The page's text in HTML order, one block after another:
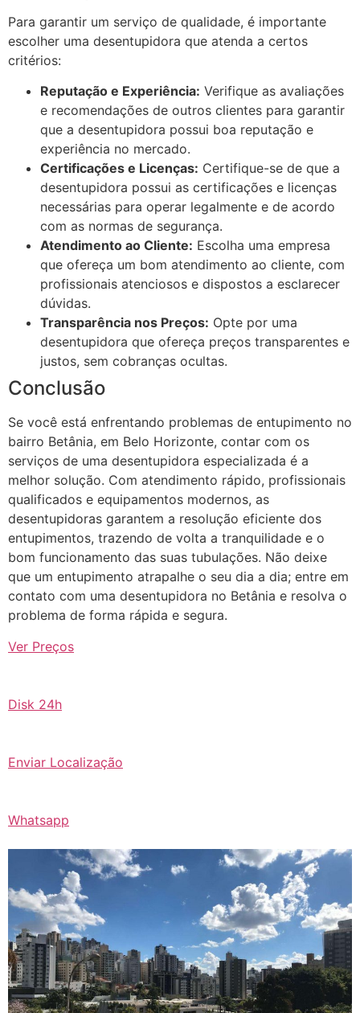
Para garantir um serviço de qualidade, é importante
escolher uma desentupidora que atenda a certos
critérios:
Reputação e Experiência: Verifique as avaliações
e recomendações de outros clientes para garantir
que a desentupidora possui boa reputação e
experiência no mercado.
Certificações e Licenças: Certifique-se de que a
desentupidora possui as certificações e licenças
necessárias para operar legalmente e de acordo
com as normas de segurança.
Atendimento ao Cliente: Escolha uma empresa
que ofereça um bom atendimento ao cliente, com
profissionais atenciosos e dispostos a esclarecer
dúvidas.
Transparência nos Preços: Opte por uma
desentupidora que ofereça preços transparentes e
justos, sem cobranças ocultas.
Conclusão
Se você está enfrentando problemas de entupimento no
bairro Betânia, em Belo Horizonte, contar com os
serviços de uma desentupidora especializada é a
melhor solução. Com atendimento rápido, profissionais
qualificados e equipamentos modernos, as
desentupidoras garantem a resolução eficiente dos
entupimentos, trazendo de volta a tranquilidade e o
bom funcionamento das suas tubulações. Não deixe
que um entupimento atrapalhe o seu dia a dia; entre em
contato com uma desentupidora no Betânia e resolva o
problema de forma rápida e segura.
Ver Preços
Disk 24h
Enviar Localização
Whatsapp